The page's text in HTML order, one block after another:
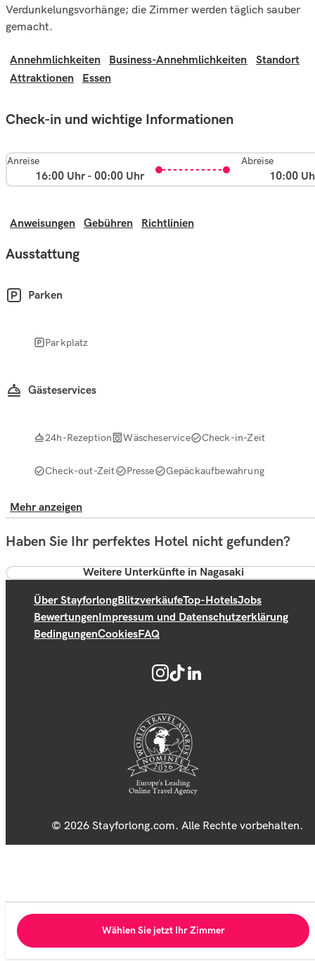
Verdunkelungsvorhänge; die Zimmer werden täglich sauber
gemacht.
Annehmlichkeiten Business-Annehmlichkeiten
Standort
Attraktionen
Essen
Check-in und wichtige Informationen
Anreise
16:00 Uhr - 00:00 Uhr
Abreise
10:00
Anweisungen Gebühren Richtlinien
Ausstattung
Parken
Parkplatz
Gästeservices
24h-Rezeption Wäscheservice Check-in-Zeit
Check-out-Zeit Presse Gepäckaufbewahrung
Mehr anzeigen
Haben Sie Ihr perfektes Hotel nicht gefunden?
Weitere Unterkünfte in Nagasaki
Über StayforlongBlitzverkäufeTop-HotelsJobs
BewertungenImpressum und Datenschutzerklärung
BedingungenCookiesFAQ
© 2026 Stayforlong.com. Alle Rechte vorbehalten.
Wählen Sie jetzt Ihr Zimmer